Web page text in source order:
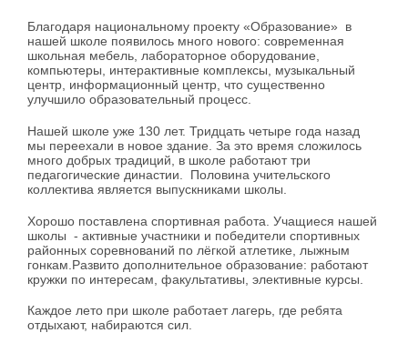
Благодаря национальному проекту «Образование» в
нашей школе появилось много нового: современная
школьная мебель, лабораторное оборудование,
компьютеры, интерактивные комплексы, музыкальный
центр, информационный центр, что существенно
улучшило образовательный процесс.
Нашей школе уже 130 лет. Тридцать четыре года назад
мы переехали в новое здание. За это время сложилось
много добрых традиций, в школе работают три
педагогические династии. Половина учительского
коллектива является выпускниками школы.
Хорошо поставлена спортивная работа. Учащиеся нашей
школы - активные участники и победители спортивных
районных соревнований по лёгкой атлетике, лыжным
гонкам.Развито дополнительное образование: работают
кружки по интересам, факультативы, элективные курсы.
Каждое лето при школе работает лагерь, где ребята
отдыхают, набираются сил.